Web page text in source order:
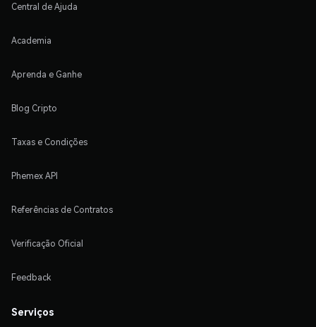
Central de Ajuda
Academia
Aprenda e Ganhe
Blog Cripto
Taxas e Condições
Phemex API
Referências de Contratos
Verificação Oficial
Feedback
Serviços